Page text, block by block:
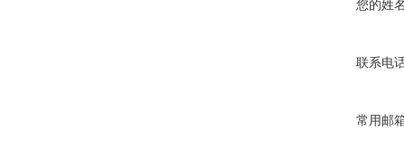
您的姓
联系电
常用邮